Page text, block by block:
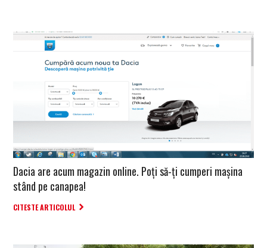
Dacia are acum magazin online. Poți să-ți cumperi mașina
stând pe canapea!
CITESTE ARTICOLUL